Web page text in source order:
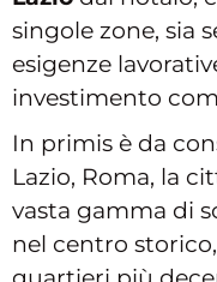
singole zone, sia
esigenze
investimento
In primis è da
Lazio, Roma, la
vasta gamma di
nel centro